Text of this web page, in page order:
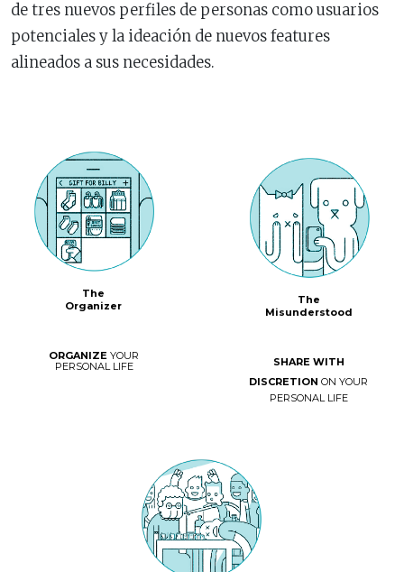
de tres nuevos perfiles de personas como usuarios
potenciales y la ideación de nuevos features
alineados a sus necesidades.
The
Misunderstood
SHARE WITH
DISCRETION ON YOUR
PERSONAL LIFE
The
Organizer
ORGANIZEYOUR
PERSONAL LIFE